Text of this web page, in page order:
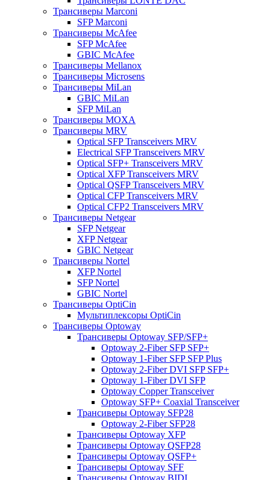
Трансиверы Marconi
SFP Marconi
Трансиверы McAfee
SFP McAfee
GBIC McAfee
Трансиверы Mellanox
Трансиверы Microsens
Трансиверы MiLan
GBIC MiLan
SFP MiLan
Трансиверы MOXA
Трансиверы MRV
Optical SFP Transceivers MRV
Electrical SFP Transceivers MRV
Optical SFP+ Transceivers MRV
Optical XFP Transceivers MRV
Optical QSFP Transceivers MRV
Optical CFP Transceivers MRV
Optical CFP2 Transceivers MRV
Трансиверы Netgear
SFP Netgear
XFP Netgear
GBIC Netgear
Трансиверы Nortel
XFP Nortel
SFP Nortel
GBIC Nortel
Трансиверы OptiCin
Мультиплексоры OptiCin
Трансиверы Optoway
Трансиверы Optoway SFP/SFP+
Optoway 2-Fiber SFP SFP+
Optoway 1-Fiber SFP SFP Plus
Optoway 2-Fiber DVI SFP SFP+
Optoway 1-Fiber DVI SFP
Optoway Copper Transceiver
Optoway SFP+ Coaxial Transceiver
Трансиверы Optoway SFP28
Optoway 2-Fiber SFP28
Трансиверы Optoway XFP
Трансиверы Optoway QSFP28
Трансиверы Optoway QSFP+
Трансиверы Optoway SFF
Трансиверы Optoway BIDI